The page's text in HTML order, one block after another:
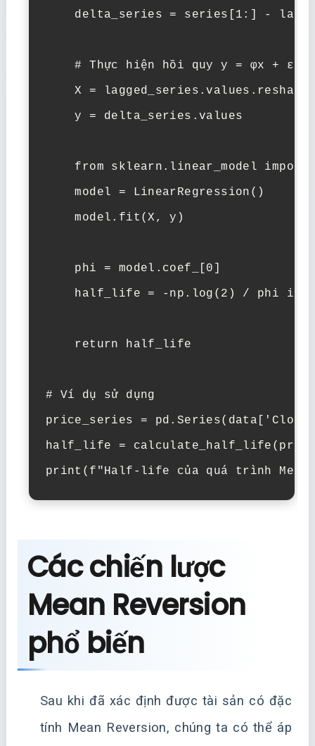
delta_series = series[1:] -
# Thực hiện hồi quy y = φx + ε
X =
    y = delta_series.values
from sklearn.linear_model import
    model = LinearRegression()
    model.fit(X, y)
    phi = model.coef_[0]
half_life = -np.log(2) / phi if
    return half_life
# Ví dụ sử dụng
price_series =
half_life =
print(f"Half-life của quá trình
Các chiến lược
Mean Reversion
phổ biến
Sau khi đã xác định được tài sản có đặc
tính Mean Reversion, chúng ta có thể áp